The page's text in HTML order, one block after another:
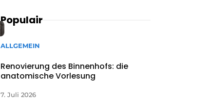
Populair
ALLGEMEIN
Renovierung des Binnenhofs: die
anatomische Vorlesung
7. Juli 2026